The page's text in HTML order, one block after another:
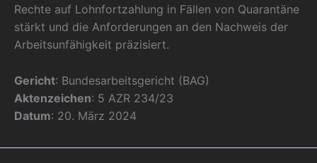
Rechte auf Lohnfortzahlung in Fällen von Quarantäne
stärkt und die Anforderungen an den Nachweis der
Arbeitsunfähigkeit präzisiert.
Gericht: Bundesarbeitsgericht (BAG)
Aktenzeichen: 5 AZR 234/23
Datum: 20. März 2024